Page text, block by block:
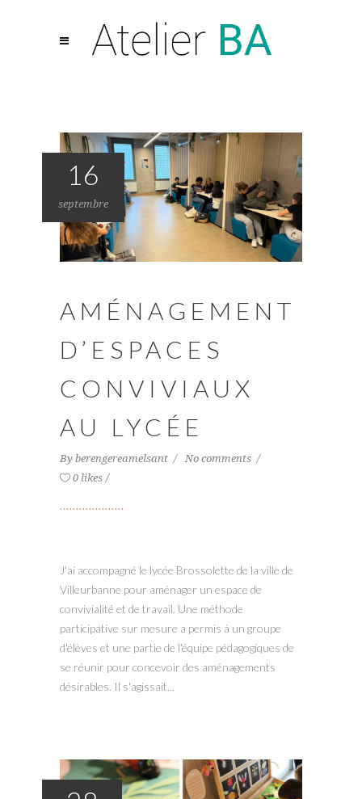
16
septembre
AMÉNAGEMENT
D’ESPACES
CONVIVIAUX
AU LYCÉE
By berengereamelsant
No comments
0 likes
J'ai accompagné le lycée Brossolette de la ville de
Villeurbanne pour aménager un espace de
convivialité et de travail. Une méthode
participative sur mesure a permis à un groupe
d'élèves et une partie de l'équipe pédagogiques de
se réunir pour concevoir des aménagements
désirables. Il s'agissait...